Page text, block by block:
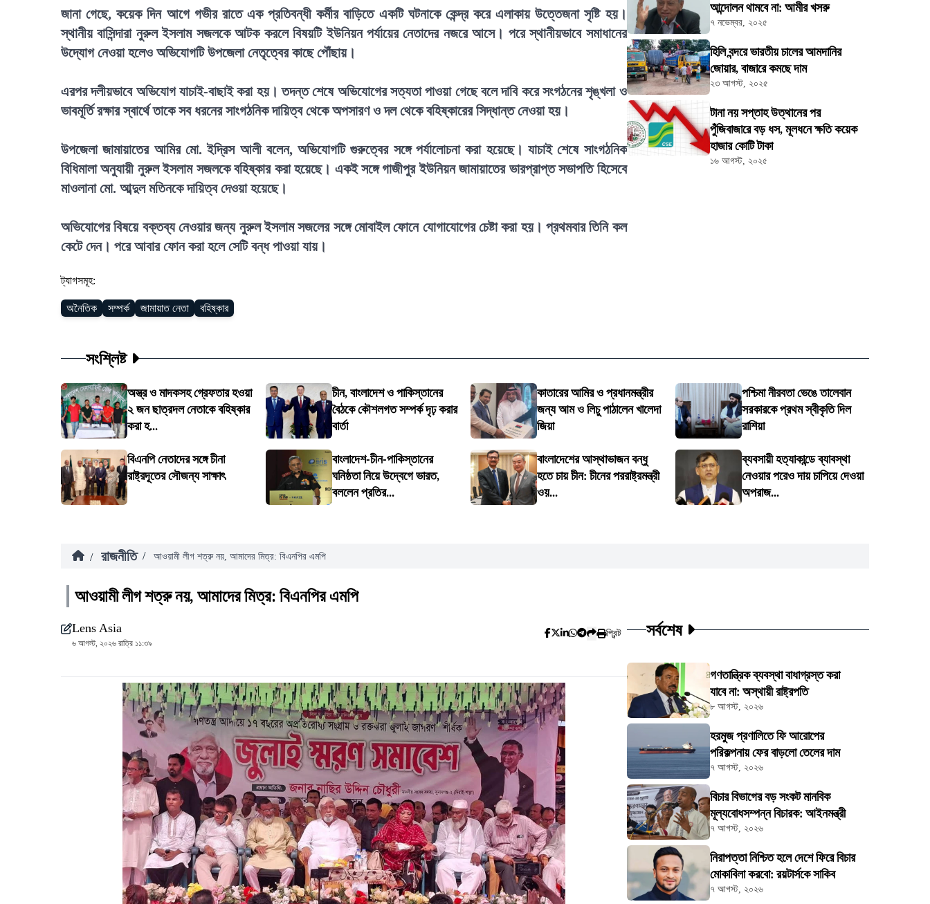
জানা গেছে, কয়েক দিন আগে গভীর রাতে এক প্রতিবন্ধী কর্মীর বাড়িতে একটি ঘটনাকে কেন্দ্র করে এলাকায় উত্তেজনা সৃষ্টি হয়।
স্থানীয় বাসিন্দারা নুরুল ইসলাম সজলকে আটক করলে বিষয়টি ইউনিয়ন পর্যায়ের নেতাদের নজরে আসে। পরে স্থানীয়ভাবে সমাধানের
উদ্যোগ নেওয়া হলেও অভিযোগটি উপজেলা নেতৃত্বের কাছে পৌঁছায়।
এরপর দলীয়ভাবে অভিযোগ যাচাই-বাছাই করা হয়। তদন্ত শেষে অভিযোগের সত্যতা পাওয়া গেছে বলে দাবি করে সংগঠনের শৃঙ্খলা ও
ভাবমূর্তি রক্ষার স্বার্থে তাকে সব ধরনের সাংগঠনিক দায়িত্ব থেকে অপসারণ ও দল থেকে বহিষ্কারের সিদ্ধান্ত নেওয়া হয়।
উপজেলা জামায়াতের আমির মো. ইদ্রিস আলী বলেন, অভিযোগটি গুরুত্বের সঙ্গে পর্যালোচনা করা হয়েছে। যাচাই শেষে সাংগঠনিক
বিধিমালা অনুযায়ী নুরুল ইসলাম সজলকে বহিষ্কার করা হয়েছে। একই সঙ্গে গাজীপুর ইউনিয়ন জামায়াতের ভারপ্রাপ্ত সভাপতি হিসেবে
মাওলানা মো. আব্দুল মতিনকে দায়িত্ব দেওয়া হয়েছে।
অভিযোগের বিষয়ে বক্তব্য নেওয়ার জন্য নুরুল ইসলাম সজলের সঙ্গে মোবাইল ফোনে যোগাযোগের চেষ্টা করা হয়। প্রথমবার তিনি কল
কেটে দেন। পরে আবার ফোন করা হলে সেটি বন্ধ পাওয়া যায়।
ট্যাগসমূহ:
অনৈতিক সম্পর্ক জামায়াত নেতা বহিষ্কার
আন্দোলন থামবে না: আমীর খসরু
৭ নভেম্বর, ২০২৫
হিলি বন্দরে ভারতীয় চালের আমদানির
জোয়ার, বাজারে কমছে দাম
২৩ আগস্ট, ২০২৫
টানা নয় সপ্তাহ উত্থানের পর
পুঁজিবাজারে বড় ধস, মূলধনে ক্ষতি কয়েক
হাজার কোটি টাকা
১৬ আগস্ট, ২০২৫
সংশ্লিষ্ট
অস্ত্র ও মাদকসহ গ্রেফতার হওয়া
২ জন ছাত্রদল নেতাকে বহিষ্কার
করা হ...
চীন, বাংলাদেশ ও পাকিস্তানের
বৈঠকে কৌশলগত সম্পর্ক দৃঢ় করার
বার্তা
কাতারের আমির ও প্রধানমন্ত্রীর
জন্য আম ও লিচু পাঠালেন খালেদা
জিয়া
পশ্চিমা নীরবতা ভেঙে তালেবান
সরকারকে প্রথম স্বীকৃতি দিল
রাশিয়া
বিএনপি নেতাদের সঙ্গে চীনা
রাষ্ট্রদূতের সৌজন্য সাক্ষাৎ
বাংলাদেশ-চীন-পাকিস্তানের
ঘনিষ্ঠতা নিয়ে উদ্বেগে ভারত,
বললেন প্রতির...
বাংলাদেশের আস্থাভাজন বন্ধু
হতে চায় চীন: চীনের পররাষ্ট্রমন্ত্রী
ওয়...
ব্যবসায়ী হত্যাকান্ডে ব্যাবস্থা
নেওয়ার পরেও দায় চাপিয়ে দেওয়া
অপরাজ...
/ রাজনীতি / আওয়ামী লীগ শত্রু নয়, আমাদের মিত্র: বিএনপির এমপি
আওয়ামী লীগ শত্রু নয়, আমাদের মিত্র: বিএনপির এমপি
Lens Asia
৬ আগস্ট, ২০২৬ রাত্রি ১১:৩৯
প্রিন্ট সর্বশেষ
গণতান্ত্রিক ব্যবস্থা বাধাগ্রস্ত করা
যাবে না: অস্থায়ী রাষ্ট্রপতি
৮ আগস্ট, ২০২৬
হরমুজ প্রণালিতে ফি আরোপের
পরিকল্পনায় ফের বাড়লো তেলের দাম
৭ আগস্ট, ২০২৬
বিচার বিভাগের বড় সংকট মানবিক
মূল্যবোধসম্পন্ন বিচারক: আইনমন্ত্রী
৭ আগস্ট, ২০২৬
নিরাপত্তা নিশ্চিত হলে দেশে ফিরে বিচার
মোকাবিলা করবো: রয়টার্সকে সাকিব
৭ আগস্ট, ২০২৬